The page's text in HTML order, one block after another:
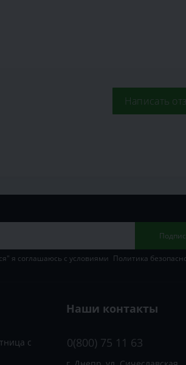
Написать
я соглашаюсь с условиями Политика
с
Наши контакты
0(800) 75 11 63